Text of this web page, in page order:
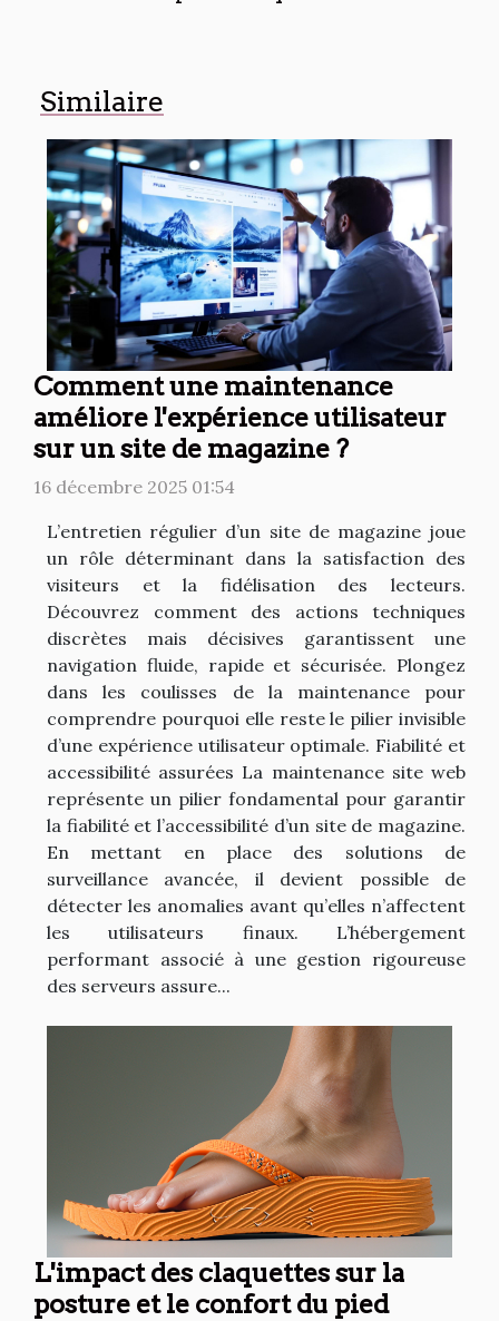
Similaire
Comment une maintenance
améliore l'expérience utilisateur
sur un site de magazine ?
16 décembre 2025 01:54
L’entretien régulier d’un site de magazine joue
un rôle déterminant dans la satisfaction des
visiteurs et la fidélisation des lecteurs.
Découvrez comment des actions techniques
discrètes mais décisives garantissent une
navigation fluide, rapide et sécurisée. Plongez
dans les coulisses de la maintenance pour
comprendre pourquoi elle reste le pilier invisible
d’une expérience utilisateur optimale. Fiabilité et
accessibilité assurées La maintenance site web
représente un pilier fondamental pour garantir
la fiabilité et l’accessibilité d’un site de magazine.
En mettant en place des solutions de
surveillance avancée, il devient possible de
détecter les anomalies avant qu’elles n’affectent
les utilisateurs finaux. L’hébergement
performant associé à une gestion rigoureuse
des serveurs assure...
L'impact des claquettes sur la
posture et le confort du pied